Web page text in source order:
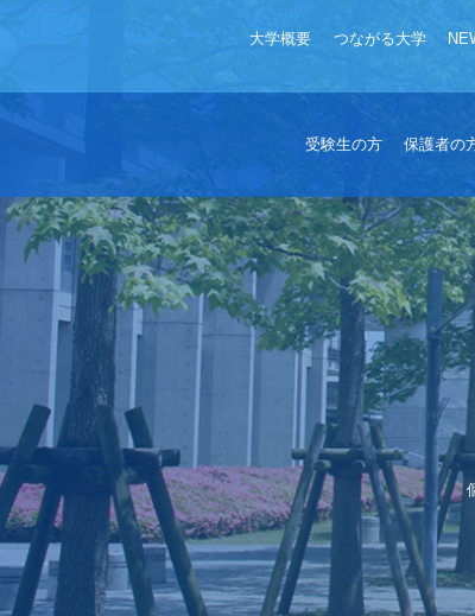
大学概要 つながる大学
受験生の方 保護者の